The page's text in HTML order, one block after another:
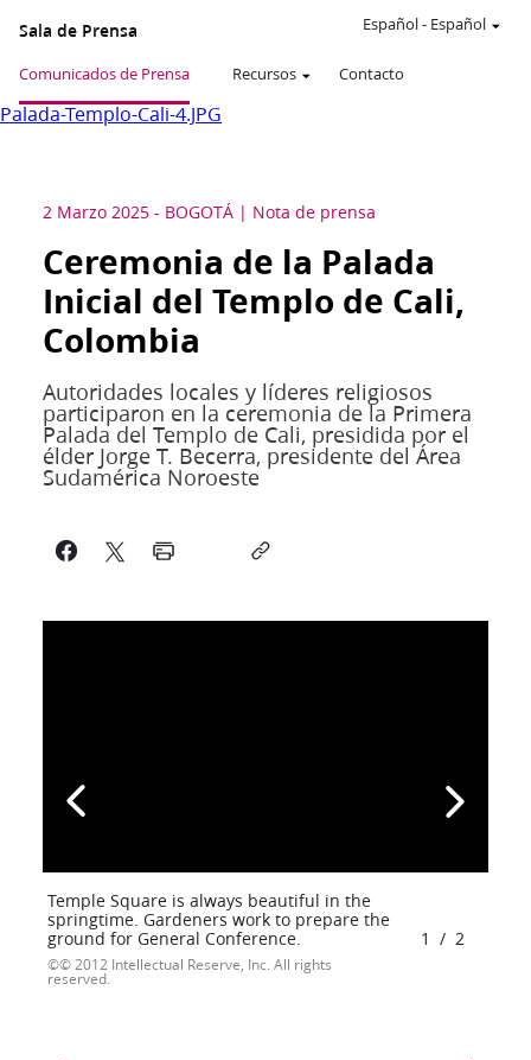
Sala de Prensa
Comunicados de Prensa Recursos Contacto
Español- Español
Palada-Templo-Cali-4.JPG
2 Marzo 2025 - BOGOTÁ Nota de prensa
Ceremonia de la Palada
Inicial del Templo de Cali,
Colombia
Autoridades locales y líderes religiosos
participaron en la ceremonia de la Primera
Palada del Templo de Cali, presidida por el
élder Jorge T. Becerra, presidente del Área
Sudamérica Noroeste
Temple Square is always beautiful in the
springtime. Gardeners work to prepare the
ground for General Conference.
© 2012 Intellectual Reserve, Inc. All rights
reserved.
1 / 2